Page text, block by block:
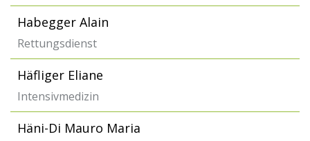
Habegger Alain
Rettungsdienst
Häfliger Eliane
Intensivmedizin
Häni-Di Mauro Maria